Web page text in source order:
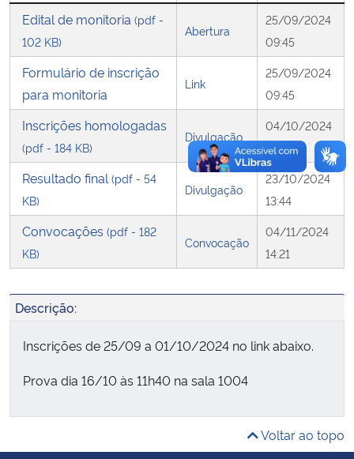
Secretaria-Geral
Secretaria de Governo
Gabinete de Segurança Institucional
Advocacia-Geral da União
Banco Central do Brasil
Edital de monitoria (pdf -
102 KB)
Abertura
25/09/2024
09:45
Formulário de inscrição
para monitoria
Link
25/09/2024
09:45
Inscrições homologadas
(pdf - 184 KB)
Divulgação
04/10/2024
09:51
Resultado final(pdf - 54
KB)
Divulgação
23/10/2024
13:44
Convocações (pdf - 182
KB)
Convocação
04/11/2024
14:21
Descrição:
Inscrições de 25/09 a 01/10/2024 no link abaixo.
Prova dia 16/10 às 11h40 na sala 1004
Voltar ao topo